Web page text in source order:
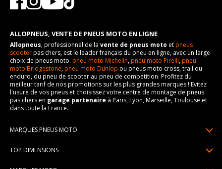
ALLOPNEUS, VENTE DE PNEUS MOTO EN LIGNE
Allopneus, professionnel de la vente de pneus moto etpneus
scooterpas chers, est le leader français du pneu en ligne, avec un large
choix de pneus moto. pneu moto Michelin,pneu moto Pirelli,pneu
moto Bridgestone,pneu moto Dunlop ou pneus moto cross, trail ou
enduro, du pneu de scooter au pneu de compétition. Profitez du
meilleur tarif de nos promotions sur les plus grandes marques ! Evitez
l'usure de vos pneus et choisissez votre centre de montage de pneus
pas chers en garage partenaire à Paris, Lyon, Marseille, Toulouse et
dans toute la France.
MARQUES PNEUS MOTO
TOP DIMENSIONS